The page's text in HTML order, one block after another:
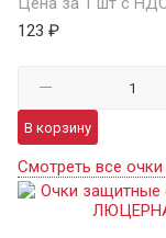
123 ₽
В корзину
Смотреть все